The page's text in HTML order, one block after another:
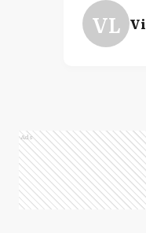
VL
Ads